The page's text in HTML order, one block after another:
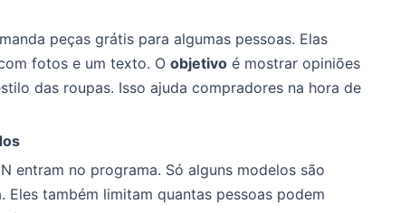
peças grátis para algumas pessoas. Elas
fotos e um texto. O objetivo é mostrar opiniões
das roupas. Isso ajuda compradores na hora de
entram no programa. Só alguns modelos são
também limitam quantas pessoas podem